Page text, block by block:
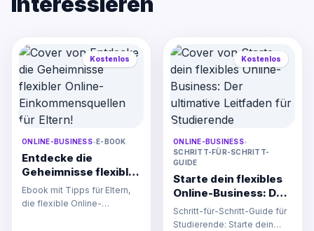
Kostenlos
ONLINE-BUSINESS• E-BOOK
Entdecke die
Geheimnisse flexibler
Online-
Einkommensquellen
Ebook mit Tipps für Eltern,
die flexible Online-
Kostenlos
ONLINE-BUSINESS•
SCHRITT-FÜR-SCHRITT-
GUIDE
Starte dein flexibles
Online-Business: Der
ultimative Leitfaden
für Studierende
Schritt-für-Schritt-Guide für
Studierende: Starte dein